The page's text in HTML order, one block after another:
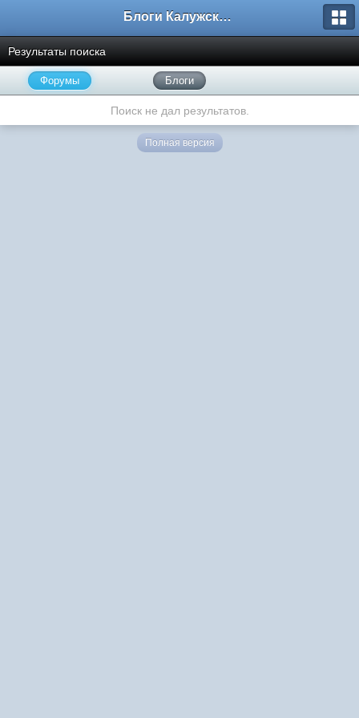
Блоги Калужского перекрестка
Результаты поиска
Форумы Блоги
Поиск не дал результатов.
Полная версия